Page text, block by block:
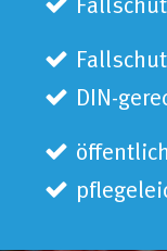
DIN-